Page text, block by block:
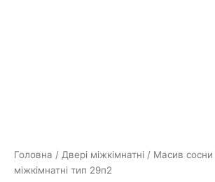
Головна / Двері міжкімнатні / Масив сосни
міжкімнатні тип 29п2